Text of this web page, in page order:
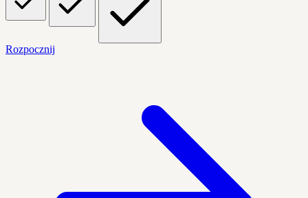
Rozpocznij